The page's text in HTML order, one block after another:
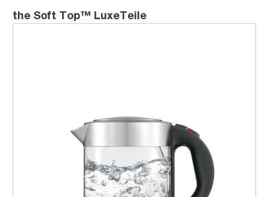
the Soft Top™ LuxeTeile
the Compact Kettle™ Pure